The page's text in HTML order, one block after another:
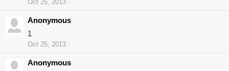
Oct 25, 2013
Anonymous
1
Oct 25, 2013
Anonymous